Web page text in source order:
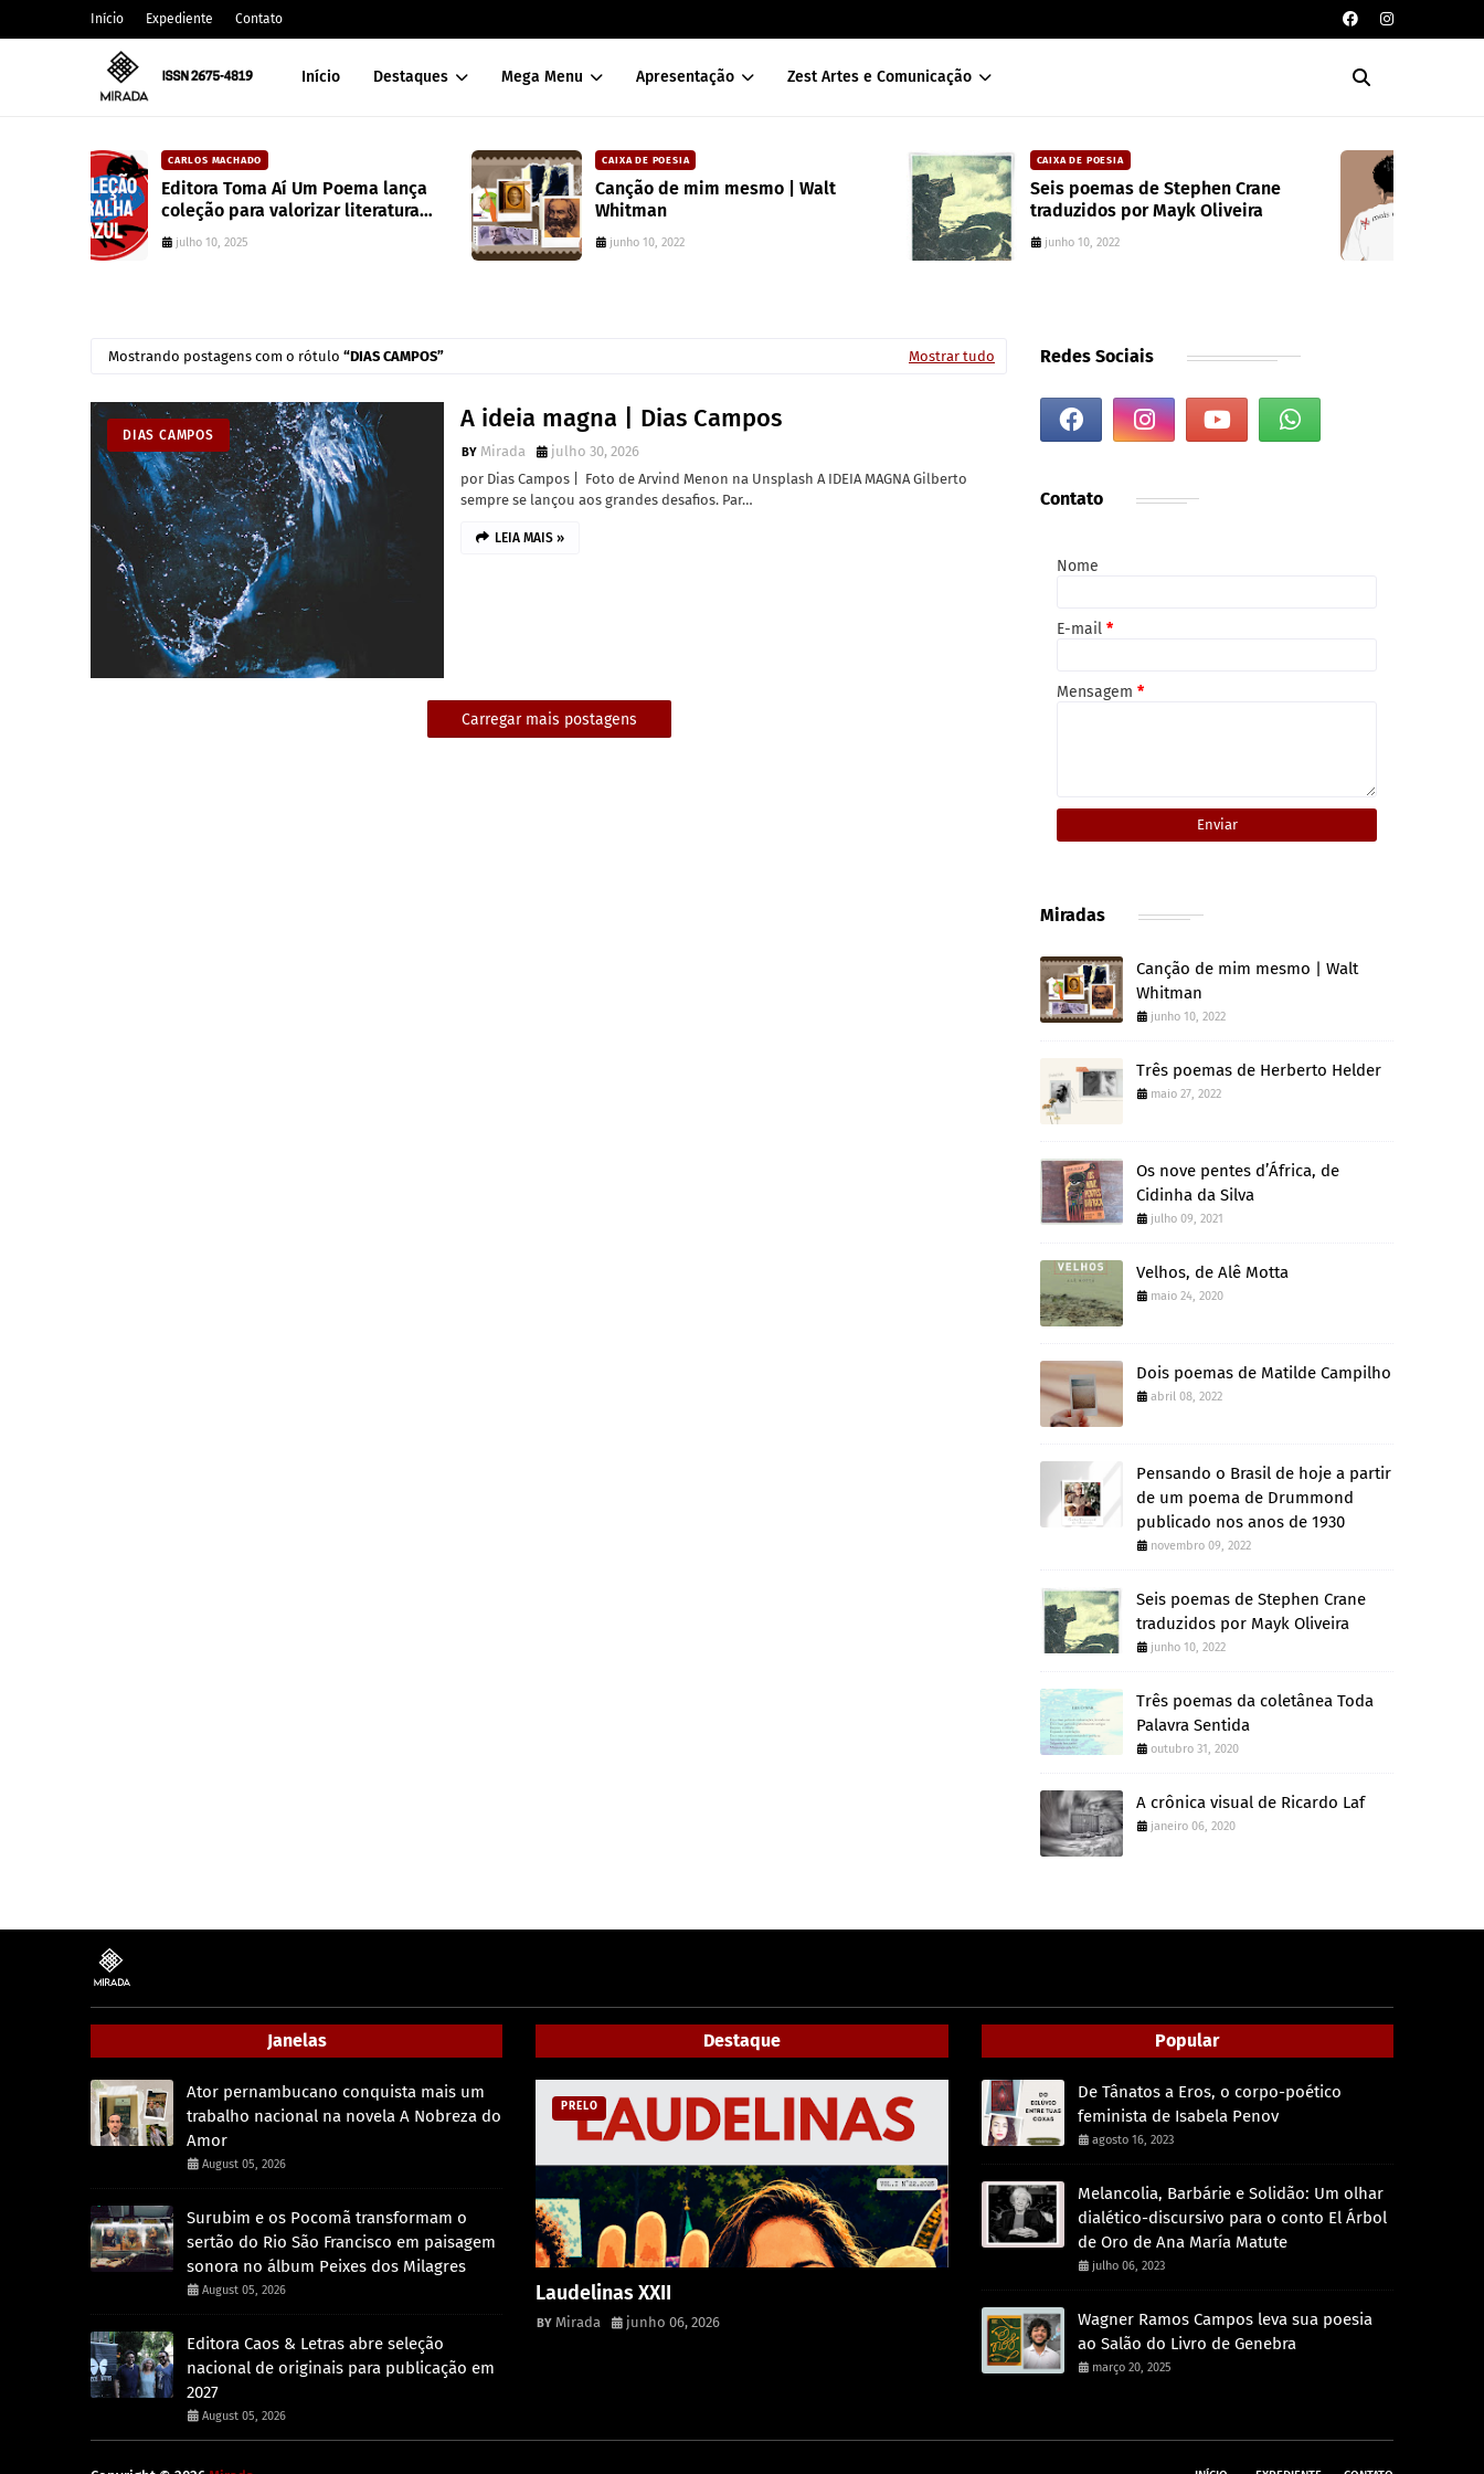
Início Expediente Contato
Início Destaques Mega Menu Apresentação Zest Artes e Comunicação
lança
Canção de mim mesmo | Walt
Whitman
Seis poemas de Stephen Crane
traduzidos por Mayk Oliveira
10 anos da política de cotas raciais no
Brasil: um ponto de ruptura na
Mostrando postagens com o rótulo DIAS CAMPOS Mostrar tudo
DIAS CAMPOS
A ideia magna | Dias Campos
Mirada
julho 30, 2026
por Dias Campos | Foto de Arvind Menon na Unsplash A IDEIA MAGNA Gilberto
sempre se lançou aos grandes desafios. Par…
LEIA MAIS »
Carregar mais postagens
Redes Sociais
Contato
Nome
E-mail *
Mensagem *
Miradas
Canção de mim mesmo | Walt
Whitman
junho 10, 2022
Três poemas de Herberto Helder
maio 27, 2022
Os nove pentes d’África, de
Cidinha da Silva
julho 09, 2021
Velhos, de Alê Motta
maio 24, 2020
Dois poemas de Matilde Campilho
abril 08, 2022
Pensando o Brasil de hoje a partir
de um poema de Drummond
publicado nos anos de 1930
novembro 09, 2022
Seis poemas de Stephen Crane
traduzidos por Mayk Oliveira
junho 10, 2022
Três poemas da coletânea Toda
Palavra Sentida
outubro 31, 2020
A crônica visual de Ricardo Laf
janeiro 06, 2020
Janelas
Ator pernambucano conquista mais um
trabalho nacional na novela A Nobreza do
Amor
August 05, 2026
Surubim e os Pocomã transformam o
sertão do Rio São Francisco em paisagem
sonora no álbum Peixes dos Milagres
August 05, 2026
Editora Caos & Letras abre seleção
nacional de originais para publicação em
2027
August 05, 2026
Destaque
PRELO
Laudelinas XXII
Mirada junho 06, 2026
Popular
De Tânatos a Eros, o corpo-poético
feminista de Isabela Penov
agosto 16, 2023
Melancolia, Barbárie e Solidão: Um olhar
dialético-discursivo para o conto El Árbol
de Oro de Ana María Matute
julho 06, 2023
Wagner Ramos Campos leva sua poesia
ao Salão do Livro de Genebra
março 20, 2025